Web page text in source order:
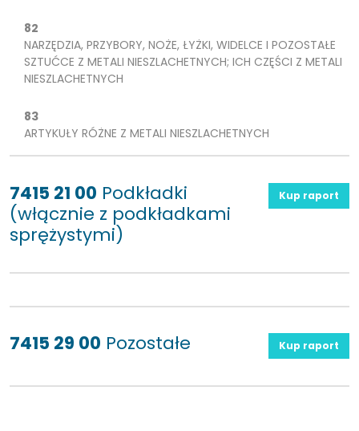
82
NARZĘDZIA, PRZYBORY, NOŻE, ŁYŻKI, WIDELCE I POZOSTAŁE
SZTUĆCE Z METALI NIESZLACHETNYCH; ICH CZĘŚCI Z METALI
NIESZLACHETNYCH
83
ARTYKUŁY RÓŻNE Z METALI NIESZLACHETNYCH
7415 21 00 Podkładki
(włącznie z podkładkami
sprężystymi)
Kup raport
7415 29 00 Pozostałe Kup raport